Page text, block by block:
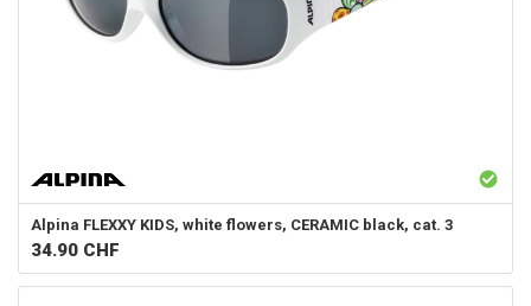
Alpina FLEXXY KIDS, white flowers, CERAMIC black, cat. 3
34.90 CHF